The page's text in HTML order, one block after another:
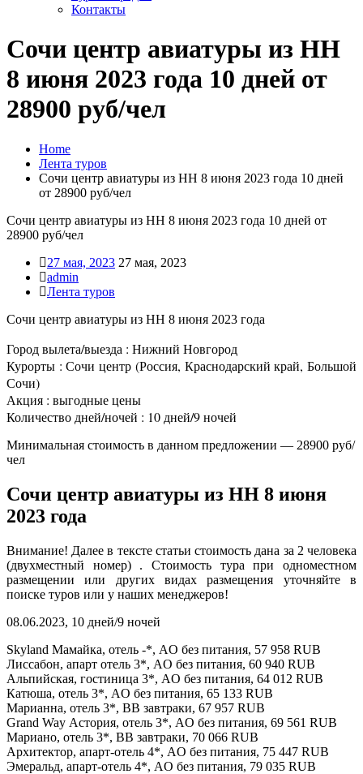
Контакты
Сочи центр авиатуры из НН
8 июня 2023 года 10 дней от
28900 руб/чел
Home
Лента туров
Сочи центр авиатуры из НН 8 июня 2023 года 10 дней
от 28900 руб/чел
Сочи центр авиатуры из НН 8 июня 2023 года 10 дней от
28900 руб/чел
27 мая, 2023 27 мая, 2023
admin
Лента туров
Сочи центр авиатуры из НН 8 июня 2023 года
Город вылета/выезда : Нижний Новгород
Курорты : Сочи центр (Россия, Краснодарский край, Большой
Сочи)
Акция : выгодные цены
Количество дней/ночей : 10 дней/9 ночей
Минимальная стоимость в данном предложении — 28900 руб/
чел
Сочи центр авиатуры из НН 8 июня
2023 года
Внимание! Далее в тексте статьи стоимость дана за 2 человека
(двухместный номер) . Стоимость тура при одноместном
размещении или других видах размещения уточняйте в
поиске туров или у наших менеджеров!
08.06.2023, 10 дней/9 ночей
Skyland Мамайка, отель -*, AO без питания, 57 958 RUB
Лиссабон, апарт отель 3*, AO без питания, 60 940 RUB
Альпийская, гостиница 3*, AO без питания, 64 012 RUB
Катюша, отель 3*, AO без питания, 65 133 RUB
Марианна, отель 3*, BB завтраки, 67 957 RUB
Grand Way Астория, отель 3*, AO без питания, 69 561 RUB
Мариано, отель 3*, BB завтраки, 70 066 RUB
Архитектор, апарт-отель 4*, AO без питания, 75 447 RUB
Эмеральд, апарт-отель 4*, AO без питания, 79 035 RUB